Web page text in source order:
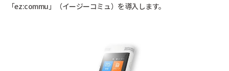
「ez:commu」（イージーコミュ）を導入します。